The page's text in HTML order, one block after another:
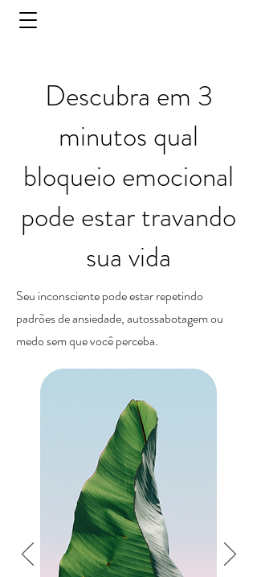
Descubra em 3
minutos qual
bloqueio emocional
pode estar travando
sua vida
Seu inconsciente pode estar repetindo
padrões de ansiedade, autossabotagem ou
medo sem que você perceba.